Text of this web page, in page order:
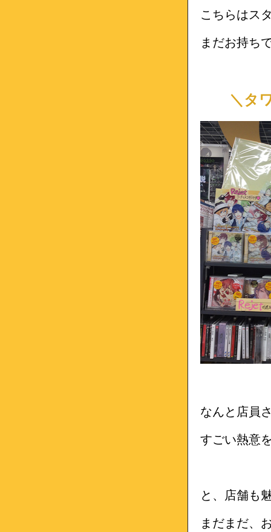
こちらはス
まだお持ち
＼タワ
なんと店員
すごい熱意
と、店舗も
まだまだ、